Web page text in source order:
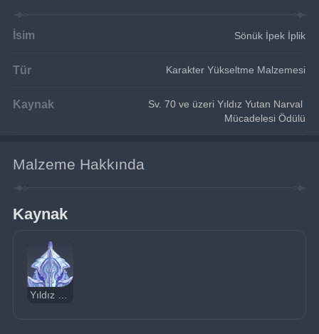
İsim Sönük İpek İplik
Tür Karakter Yükseltme Malzemesi
Kaynak
Sv. 70 ve üzeri Yıldız Yutan Narval
Mücadelesi Ödülü
Malzeme Hakkında
Kaynak